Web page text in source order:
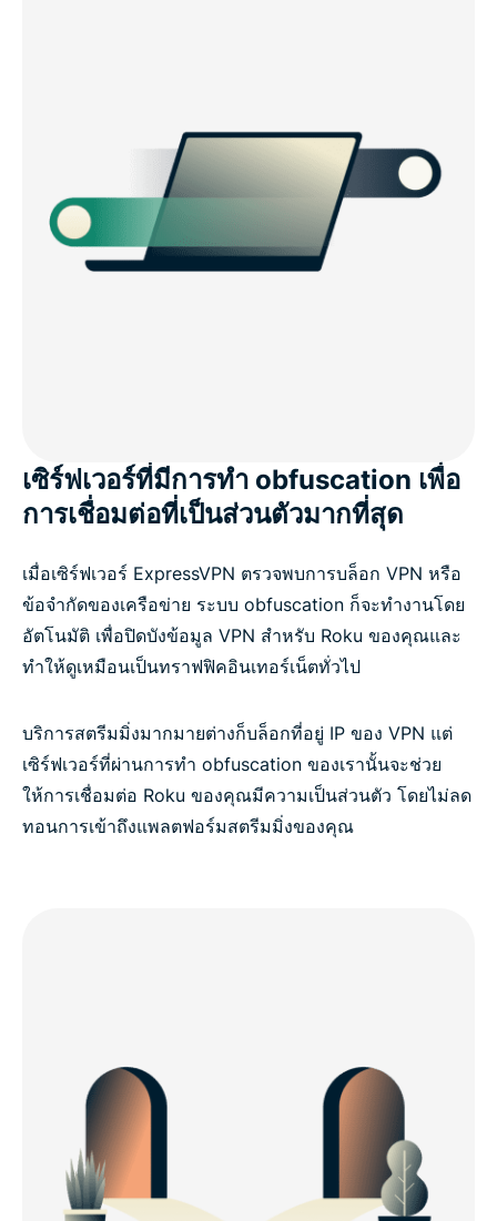
เซิร์ฟเวอร์ที่มีการทำ obfuscation เพื่อ
การเชื่อมต่อที่เป็นส่วนตัวมากที่สุด
เมื่อเซิร์ฟเวอร์ ExpressVPN ตรวจพบการบล็อก VPN หรือ
ข้อจำกัดของเครือข่าย ระบบ obfuscation ก็จะทำงานโดย
อัตโนมัติ เพื่อปิดบังข้อมูล VPN สำหรับ Roku ของคุณและ
ทำให้ดูเหมือนเป็นทราฟฟิคอินเทอร์เน็ตทั่วไป
บริการสตรีมมิ่งมากมายต่างก็บล็อกที่อยู่ IP ของ VPN แต่
เซิร์ฟเวอร์ที่ผ่านการทำ obfuscation ของเรานั้นจะช่วย
ให้การเชื่อมต่อ Roku ของคุณมีความเป็นส่วนตัว โดยไม่ลด
ทอนการเข้าถึงแพลตฟอร์มสตรีมมิ่งของคุณ